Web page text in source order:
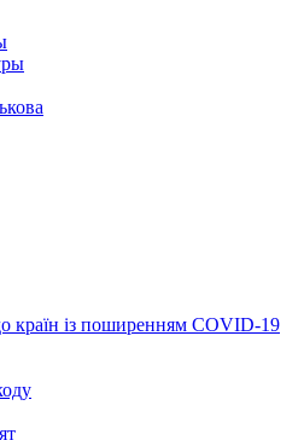
країн із поширенням COVID-19